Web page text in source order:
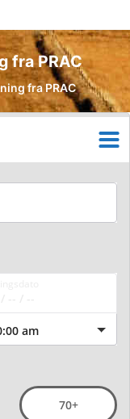
fra PRAC
fra PRAC
70+